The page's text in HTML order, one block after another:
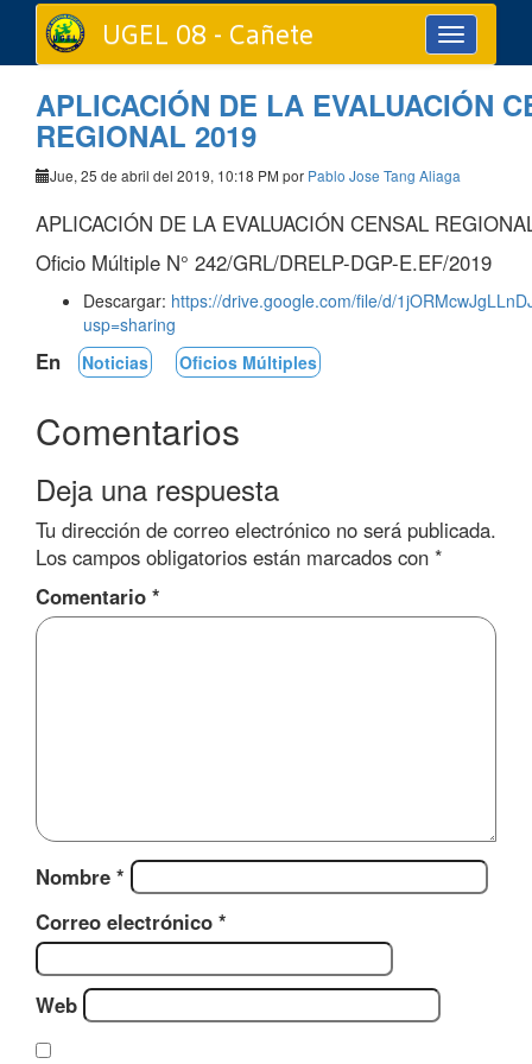
Toggle
navigation
UGEL 08 - Cañete
APLICACIÓN DE LA EVALUACIÓN
REGIONAL 2019
Jue, 25 de abril del 2019, 10:18 PM por Pablo Jose Tang Aliaga
APLICACIÓN DE LA EVALUACIÓN CENSAL
Oficio Múltiple N° 242/GRL/DRELP-DGP-E.EF/2019
Descargar: https://drive.google.com/file/d/
usp=sharing
En Noticias Oficios Múltiples
Comentarios
Deja una respuesta
Tu dirección de correo electrónico no será publicada.
Los campos obligatorios están marcados con *
Comentario *
Nombre *
Correo electrónico *
Web